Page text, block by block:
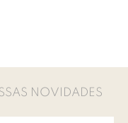
NOVIDADES